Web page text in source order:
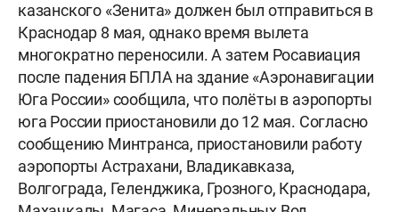
казанского «Зенита» должен был отправиться в
Краснодар 8 мая, однако время вылета
многократно переносили. А затем Росавиация
после падения БПЛА на здание «Аэронавигации
Юга России» сообщила, что полёты в аэропорты
юга России приостановили до 12 мая. Согласно
сообщению Минтранса, приостановили работу
аэропорты Астрахани, Владикавказа,
Волгограда, Геленджика, Грозного, Краснодара,